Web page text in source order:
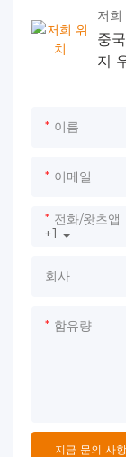
저희
중
지
이름
이메일
+1
전화/왓츠앱
회사
함유량
지금 문의 사